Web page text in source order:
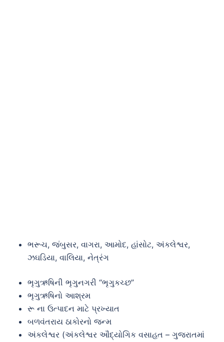
ભરૂચ, જંબુસર, વાગરા, આમોદ, હાંસોટ, અંકલેશ્વર,
ઝઘડિયા, વાલિયા, નેત્રંગ
ભૃગુઋષિની ભૃગુનગરી “ભૃગુકચ્છ”
ભૃગુઋષિનો આશ્રમ
રૂ ના ઉત્પાદન માટે પ્રખ્યાત
બળવંતરાય ઠાકોરનો જન્મ
અંકલેશ્વર (અંકલેશ્વર ઔદ્યોગિક વસાહત – ગુજરાતમાં